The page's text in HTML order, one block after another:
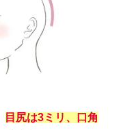
目尻は3ミリ、口角